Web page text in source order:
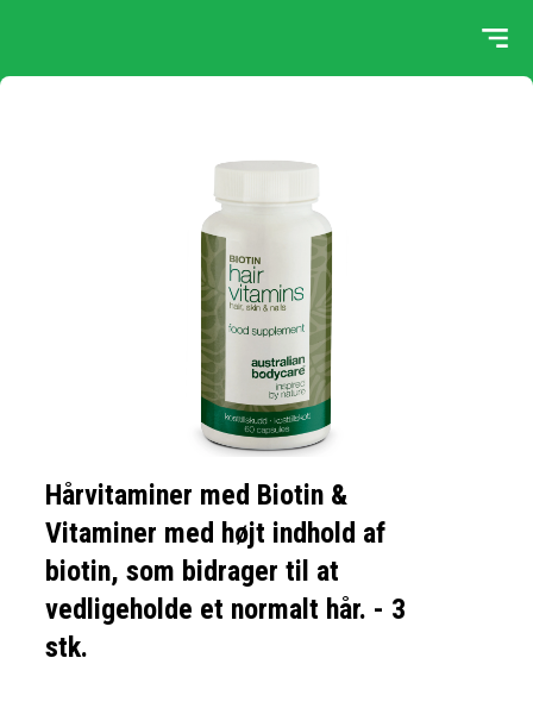
Hårvitaminer med Biotin &
Vitaminer med højt indhold af
biotin, som bidrager til at
vedligeholde et normalt hår. - 3
stk.